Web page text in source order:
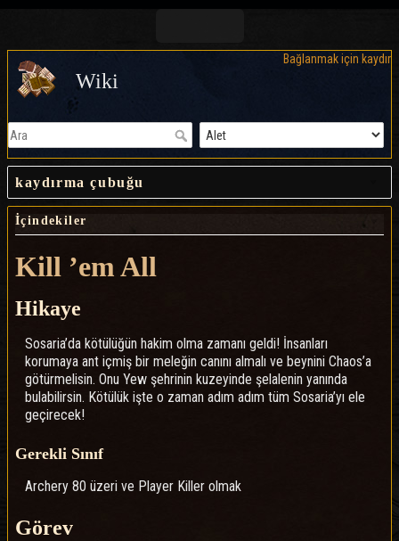
Bağlanmak için kaydır
Wiki
kaydırma çubuğu
İçindekiler
Kill ’em All
Hikaye
Sosaria’da kötülüğün hakim olma zamanı geldi! İnsanları
korumaya ant içmiş bir meleğin canını almalı ve beynini Chaos’a
götürmelisin. Onu Yew şehrinin kuzeyinde şelalenin yanında
bulabilirsin. Kötülük işte o zaman adım adım tüm Sosaria’yı ele
geçirecek!
Gerekli Sınıf
Archery 80 üzeri ve Player Killer olmak
Görev